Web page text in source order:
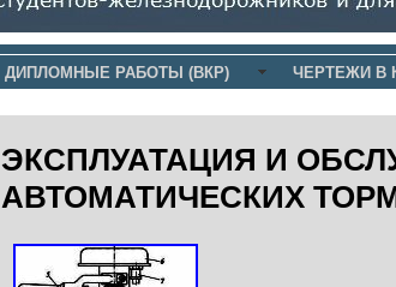
ДИПЛОМНЫЕ РАБОТЫ (ВКР) ЧЕРТЕЖИ В
ЭКСПЛУАТАЦИЯ И
АВТОМАТИЧЕСКИХ